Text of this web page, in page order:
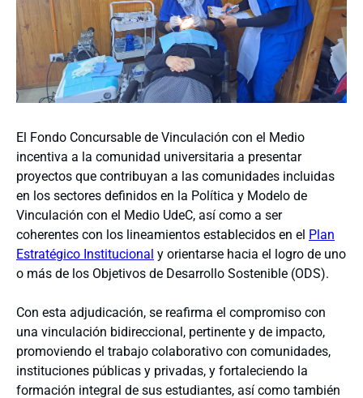
El Fondo Concursable de Vinculación con el Medio
incentiva a la comunidad universitaria a presentar
proyectos que contribuyan a las comunidades incluidas
en los sectores definidos en la Política y Modelo de
Vinculación con el Medio UdeC, así como a ser
coherentes con los lineamientos establecidos en el Plan
Estratégico Institucional y orientarse hacia el logro de uno
o más de los Objetivos de Desarrollo Sostenible (ODS).
Con esta adjudicación, se reafirma el compromiso con
una vinculación bidireccional, pertinente y de impacto,
promoviendo el trabajo colaborativo con comunidades,
instituciones públicas y privadas, y fortaleciendo la
formación integral de sus estudiantes, así como también